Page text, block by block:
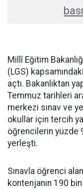
Millî Eğitim
(LGS)
açtı. Bakanlıktan
Temmuz tarihleri
merkezi sınav ve
okullar için tercih
öğrencilerin yüzde
yerleşti.
Sınavla öğrenci
kontenjanın 190